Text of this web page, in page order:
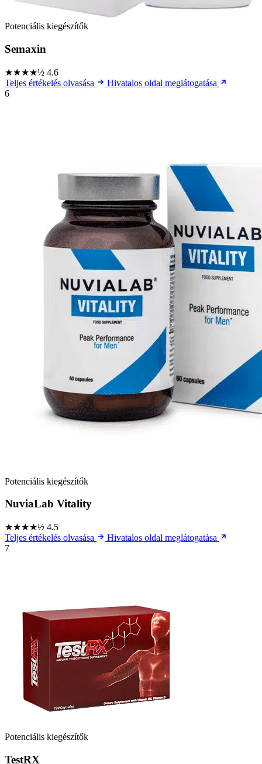
Potenciális kiegészítők
Semaxin
★★★★½ 4.6
Teljes értékelés olvasása
Hivatalos oldal meglátogatása
6
Potenciális kiegészítők
NuviaLab Vitality
★★★★½ 4.5
Teljes értékelés olvasása
Hivatalos oldal meglátogatása
7
Potenciális kiegészítők
TestRX